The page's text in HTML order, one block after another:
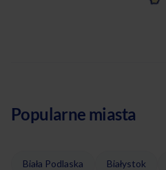
Popularne miasta
Biała Podlaska Białystok